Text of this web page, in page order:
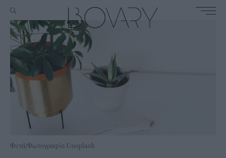
Φυτά/Φωτογραφία Unsplash